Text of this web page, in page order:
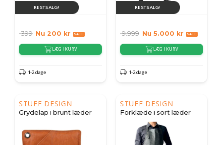
RESTSALG!
399 Nu 200 kr
LÆG I KURV
1-2 dage
RESTSALG!
9.999 Nu 5.000 kr
LÆG I KURV
1-2 dage
STUFF DESIGN
Grydelap i brunt læder
STUFF DESIGN
Forklæde i sort læder